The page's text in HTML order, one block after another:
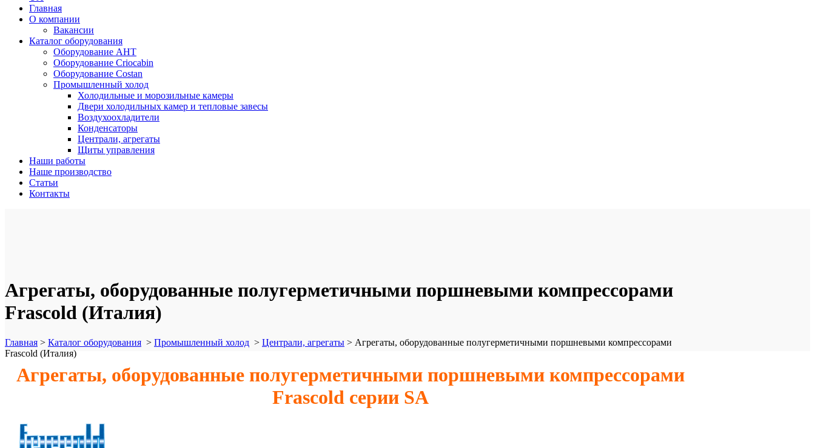
Главная
О компании
Вакансии
Каталог оборудования
Оборудование AHT
Оборудование Criocabin
Оборудование Costan
Промышленный холод
Холодильные и морозильные камеры
Двери холодильных камер и тепловые завесы
Воздухоохладители
Конденсаторы
Централи, агрегаты
Щиты управления
Наши работы
Наше производство
Статьи
Контакты
Агрегаты, оборудованные полугерметичными поршневыми компрессорами
Frascold (Италия)
Главная > Каталог оборудования > Промышленный холод > Централи, агрегаты > Агрегаты, оборудованные полугерметичными поршневыми компрессорами
Frascold (Италия)
Агрегаты, оборудованные полугерметичными поршневыми компрессорами
Frascold серии SA